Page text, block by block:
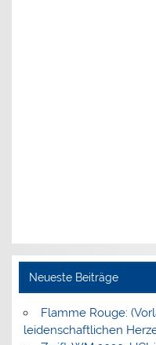
Neueste Beiträge
Flamme Rouge:
leidenschaftlichen